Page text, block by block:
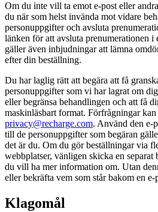
Om du inte vill ta emot e-post eller
du när som helst invända mot vidare
personuppgifter och avsluta
länken för att avsluta prenumerationen i
gäller även inbjudningar att lämna
efter din beställning.
Du har laglig rätt att begära att få
personuppgifter som vi har lagrat om
eller begränsa behandlingen och att få
maskinläsbart format. Förfrågningar
privacy@recharge.com. Använd den e-
till de personuppgifter som begäran
det är du. Om du gör beställningar via
webbplatser, vänligen skicka en separat
du vill ha mer information om. Utan
eller bekräfta vem som står bakom en e-
Klagomål